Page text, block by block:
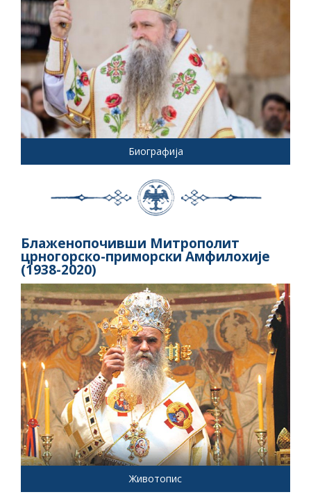
Биографија
Блаженопочивши Митрополит
црногорско-приморски Амфилохије
(1938-2020)
Животопис